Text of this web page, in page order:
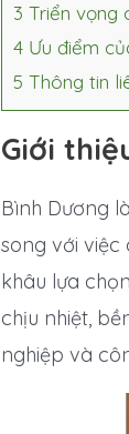
3 Triển vọng
4 Ưu điểm
5 Thông tin
Giới
Bình Dương
song với
khâu lựa
chịu nhiệt,
nghiệp và